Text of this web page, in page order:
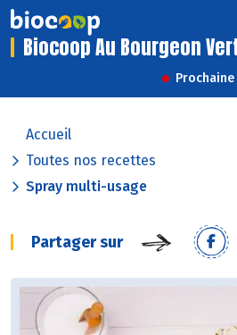
Biocoop Au Bourgeon
Accueil
Toutes nos recettes
Spray multi-usage
Partager sur